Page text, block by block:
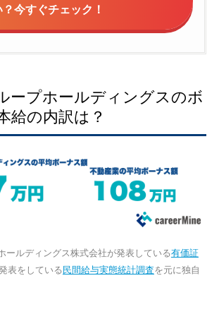
今すぐチェック！
ープホールディングスのボ
給の内訳は？
ールディングス株式会社が発表している有価証
表をしている 民間給与実態統計調査を元に独自